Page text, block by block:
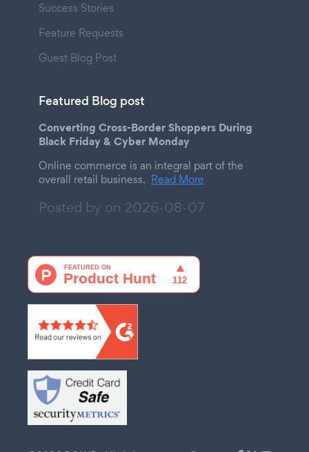
Success Stories
Feature Requests
Guest Blog Post
Featured Blog post
Converting Cross-Border Shoppers During
Black Friday & Cyber Monday
Online commerce is an integral part of the
overall retail business. Read More
Posted by on 2026-08-07